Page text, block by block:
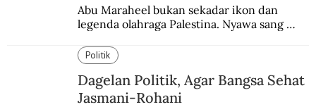
Abu Maraheel bukan sekadar ikon dan
legenda olahraga Palestina. Nyawa sang
memblokade Rafah.
Politik
Dagelan Politik, Agar Bangsa Sehat
Jasmani-Rohani